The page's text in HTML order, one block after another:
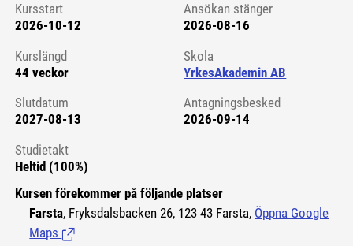
Kursstart 6131281
Kursstart
2026-10-12
Ansökan stänger
2026-08-16
Kurslängd
44 veckor
Skola
YrkesAkademin AB
Slutdatum
2027-08-13
Antagningsbesked
2026-09-14
Studietakt
Heltid (100%)
Kursen förekommer på följande platser
Farsta, Fryksdalsbacken 26, 123 43 Farsta, Öppna Google
Maps (Länk till extern sida.)